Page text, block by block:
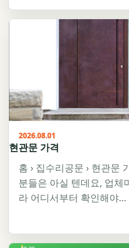
2026.08.01
현관문 가격
홈 › 집수리공문 › 현관문
분들은 아실 텐데요, 업체
라 어디서부터 확인해야…